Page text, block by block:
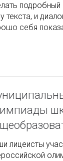
текста, и
себя
лицеисты